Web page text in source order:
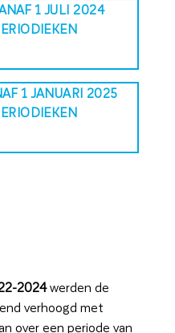
1 JULI 2024
1 JANUARI 2025
2024werden de
verhoogd met
over een periode van